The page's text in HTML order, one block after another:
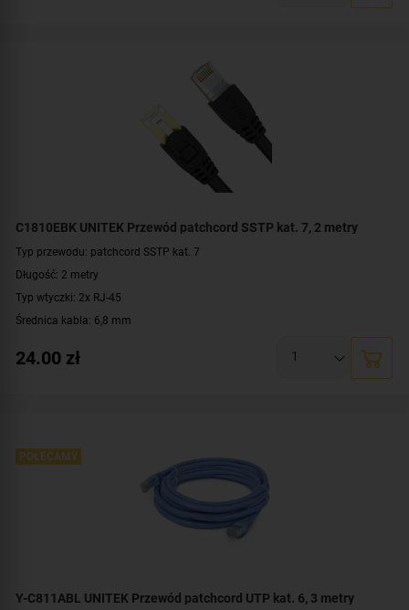
C1810EBK UNITEK Przewód patchcord SSTP kat. 7, 2 metry
Typ przewodu: patchcord SSTP kat. 7
Długość: 2 metry
Typ wtyczki: 2x RJ-45
Średnica kabla: 6,8 mm
Prędkość: 10/100/1000 Mbit
24.00 zł
Y-C811ABL UNITEK Przewód patchcord UTP kat. 6, 3 metry
POLECAMY